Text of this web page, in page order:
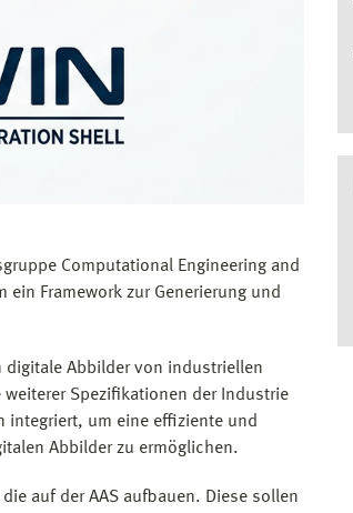
Computational Engineering and
ein Framework zur Generierung und
digitale Abbilder von industriellen
Spezifikationen der Industrie
integriert, um eine effiziente und
Abbilder zu ermöglichen.
auf der AAS aufbauen. Diese sollen